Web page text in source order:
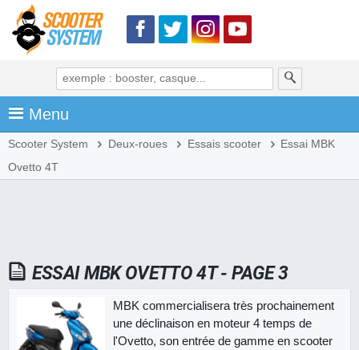
Menu
Scooter System Deux-roues Essais scooter
Essai MBK
Ovetto 4T
ESSAI MBK OVETTO 4T - PAGE 3
MBK commercialisera très prochainement
une déclinaison en moteur 4 temps de
l'Ovetto, son entrée de gamme en scooter